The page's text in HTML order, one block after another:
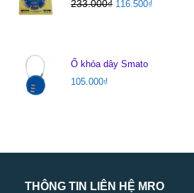
233.000₫ 116.500₫
Ổ khóa dây Smato
105.000₫
THÔNG TIN LIÊN HỆ MRO